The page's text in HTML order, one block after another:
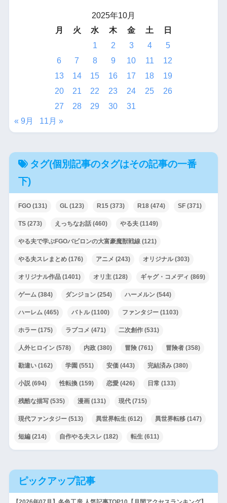
2025年10月
月
火 水 木 金 土
日
1
2 3 4
5
6
7 8 9 10 11
12
13
14 15 16 17 18
19
20
21 22 23 24 25
26
27
28 29 30
31
« 9月
11月 »
タグ(個別記事のタグはその記事の一番
下)
FGO(131) GL(123) R15(373) R18(474) SF(371)
TS(273) えっちなお話(460) やる夫(1149)
やる夫で学ぶFGOバビロンの大富豪魔獣戦線(121)
やる夫スレまとめ(176) アニメ (243) オリジナル(303)
オリジナル作品(1401) オリ主(128) ギャグ・コメディ (869)
ゲーム(384) ダンジョン(254) ハーメルン(544)
ハーレム(465) バトル(1100) ファンタジー(1103)
ホラー(175) ラブコメ (471) 二次創作(531)
人外ヒロイン(578) 内政(380) 冒険(761) 冒険者(358)
勘違い(162) 学園 (551) 安価(443) 完結済み(380)
小説(694) 性転換(159) 恋愛(426) 日常 (133)
残酷な描写(535) 漫画(131) 現代(715)
現代ファンタジー(513) 異世界転生(612) 異世界転移(147)
短編(214) 自作やる夫スレ (182) 転生(611)
ピックアップ記事